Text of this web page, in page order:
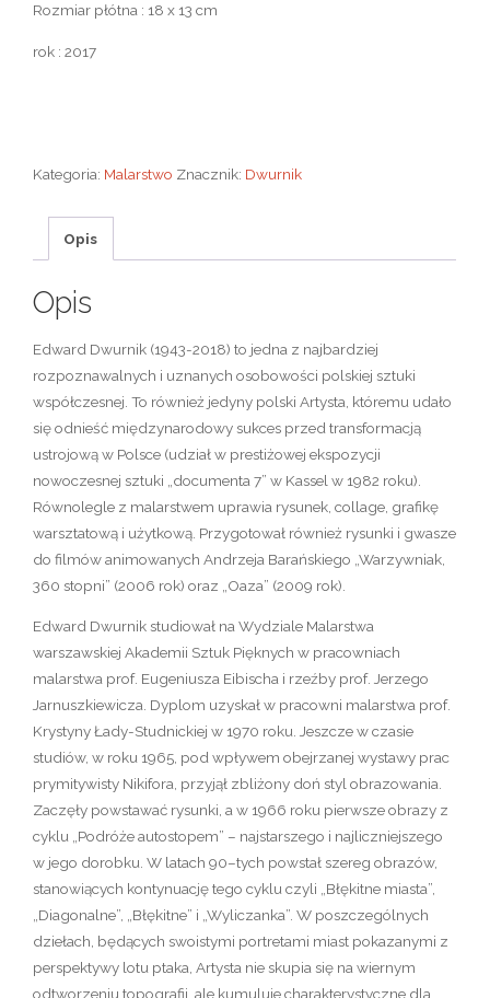
Rozmiar płótna : 18 x 13 cm
rok : 2017
Kategoria: Malarstwo Znacznik: Dwurnik
Opis
Opis
Edward Dwurnik (1943-2018) to jedna z najbardziej
rozpoznawalnych i uznanych osobowości polskiej sztuki
współczesnej. To również jedyny polski Artysta, któremu udało
się odnieść międzynarodowy sukces przed transformacją
ustrojową w Polsce (udział w prestiżowej ekspozycji
nowoczesnej sztuki „documenta 7” w Kassel w 1982 roku).
Równolegle z malarstwem uprawia rysunek, collage, grafikę
warsztatową i użytkową. Przygotował również rysunki i gwasze
do filmów animowanych Andrzeja Barańskiego „Warzywniak,
360 stopni” (2006 rok) oraz „Oaza” (2009 rok).
Edward Dwurnik studiował na Wydziale Malarstwa
warszawskiej Akademii Sztuk Pięknych w pracowniach
malarstwa prof. Eugeniusza Eibischa i rzeźby prof. Jerzego
Jarnuszkiewicza. Dyplom uzyskał w pracowni malarstwa prof.
Krystyny Łady-Studnickiej w 1970 roku. Jeszcze w czasie
studiów, w roku 1965, pod wpływem obejrzanej wystawy prac
prymitywisty Nikifora, przyjął zbliżony doń styl obrazowania.
Zaczęły powstawać rysunki, a w 1966 roku pierwsze obrazy z
cyklu „Podróże autostopem” – najstarszego i najliczniejszego
w jego dorobku. W latach 90–tych powstał szereg obrazów,
stanowiących kontynuację tego cyklu czyli „Błękitne miasta”,
„Diagonalne”, „Błękitne” i „Wyliczanka”. W poszczególnych
dziełach, będących swoistymi portretami miast pokazanymi z
perspektywy lotu ptaka, Artysta nie skupia się na wiernym
odtworzeniu topografii, ale kumuluje charakterystyczne dla